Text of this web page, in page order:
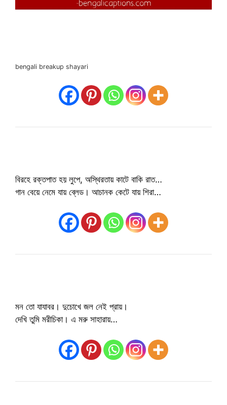
bengali breakup shayari
বিরহে রক্তপাত হয় লুপে, অস্থিরতায় কাটে বাকি রাত…
গান বেয়ে নেমে যায় ব্লেড। আচানক কেটে যায় শিরা…
মন তো যাযাবর। দুচোখে জল নেই প্রায়।
দেখি তুমি মরীচিকা। এ মরু সাহারায়…